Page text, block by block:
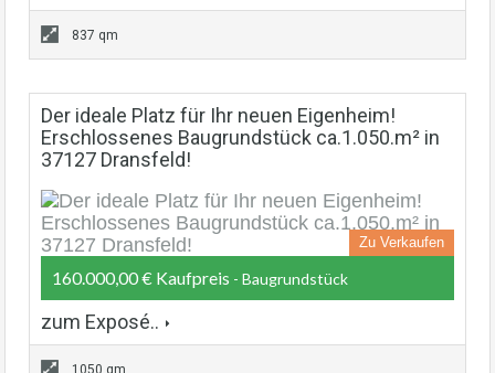
837 qm
Der ideale Platz für Ihr neuen Eigenheim!
Erschlossenes Baugrundstück ca.1.050.m² in
37127 Dransfeld!
Zu Verkaufen
160.000,00 € Kaufpreis - Baugrundstück
zum Exposé..
1050 qm